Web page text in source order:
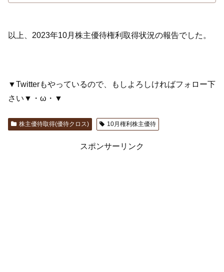
以上、2023年10月株主優待権利取得状況の報告でした。
▼Twitterもやっているので、もしよろしければフォロー下
さい▼・ω・▼
株主優待取得(優待クロス) 10月権利株主優待
スポンサーリンク